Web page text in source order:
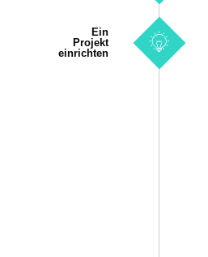
Ein
Projekt
einrichten